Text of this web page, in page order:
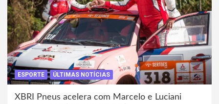
ESPORTE ÚLTIMAS NOTÍCIAS
XBRI Pneus acelera com Marcelo e Luciani